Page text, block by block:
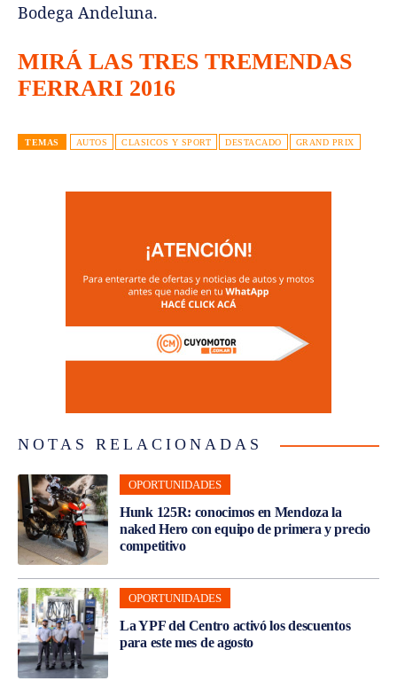
Bodega Andeluna.
MIRÁ LAS TRES TREMENDAS
FERRARI 2016
TEMAS AUTOS CLASICOS Y SPORT DESTACADO GRAND PRIX
NOTAS RELACIONADAS
OPORTUNIDADES
Hunk 125R: conocimos en Mendoza la
naked Hero con equipo de primera y precio
competitivo
OPORTUNIDADES
La YPF del Centro activó los descuentos
para este mes de agosto